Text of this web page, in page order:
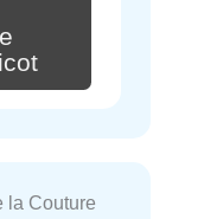
la Couture